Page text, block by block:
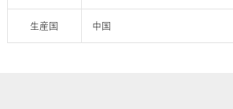
生産国 中国